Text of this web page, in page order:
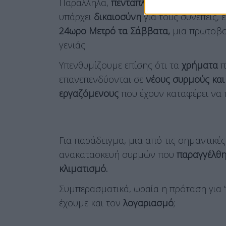
Παράλληλα, πενταπλασιάσαμε
υπάρχει δικαιοσύνη για τους συνεπείς,
24ωρο Μετρό τα Σάββατα, μια
γενιάς.
Υπενθυμίζουμε επίσης ότι τα χρήματα
επανεπενδύονται σε νέους συρμούς
εργαζόμενους που έχουν καταφέρει
Για παράδειγμα, μια από τις
ανακατασκευή συρμών που
κλιματισμό.
Συμπερασματικά, ωραία η πρόταση για “
έχουμε και τον λογαριασμό;